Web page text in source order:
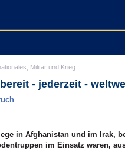
Militär und Krieg
- jederzeit -
in Afghanistan und im Irak,
im Einsatz waren,